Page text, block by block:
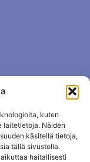
kuten
laitetietoja. Näiden
käsitellä tietoja,
tällä sivustolla.
haitallisesti